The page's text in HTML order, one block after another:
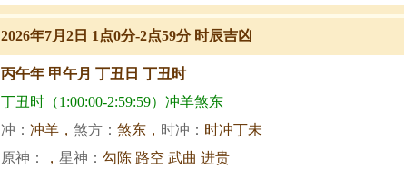
2026年7月2日 1点0分-2点59分 时辰吉凶
丙午年 甲午月 丁丑日 丁丑时
丁丑时（1:00:00-2:59:59）冲羊煞东
冲： 冲羊， 煞方： 煞东， 时冲： 时冲丁未
原神：
， 星神： 勾陈 路空 武曲 进贵